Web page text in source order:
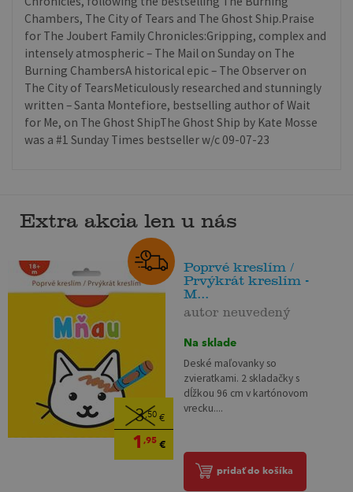
Chambers, The City of Tears and The Ghost Ship.Praise
for The Joubert Family Chronicles:Gripping, complex and
intensely atmospheric – The Mail on Sunday on The
Burning ChambersA historical epic – The Observer on
The City of TearsMeticulously researched and stunningly
written – Santa Montefiore, bestselling author of Wait
for Me, on The Ghost ShipThe Ghost Ship by Kate Mosse
was a #1 Sunday Times bestseller w/c 09-07-23
Extra akcia len u nás
3,50€
1 ,95€
Poprvé kreslím /
Prvýkrát kreslím -
M...
autor neuvedený
Na sklade
Deské maľovanky so
zvieratkami. 2 skladačky s
dĺžkou 96 cm v kartónovom
vrecku....
pridať do košíka